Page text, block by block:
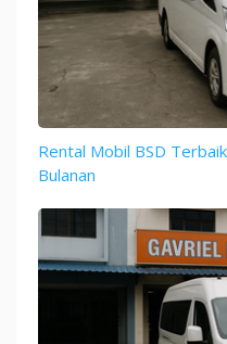
Rental Mobil BSD
Bulanan